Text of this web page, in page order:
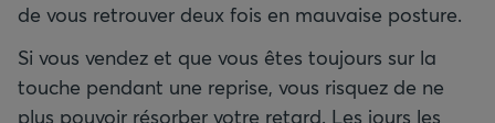
de vous retrouver deux fois en mauvaise posture.
Si vous vendez et que vous êtes toujours sur la
touche pendant une reprise, vous risquez de ne
plus pouvoir résorber votre retard. Les jours les